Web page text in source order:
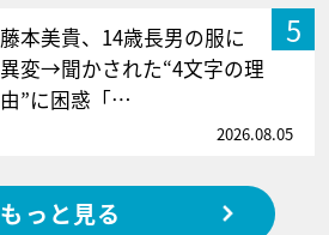
5
藤本美貴、14歳長男の服に
異変→聞かされた“4文字の理
由”に困惑「…
2026.08.05
もっと見る